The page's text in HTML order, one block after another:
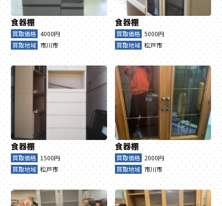
食器棚
買取価格 4000円
買取地域 市川市
食器棚
買取価格 5000円
買取地域 松戸市
食器棚
買取価格 1500円
買取地域 松戸市
食器棚
買取価格 2000円
買取地域 市川市